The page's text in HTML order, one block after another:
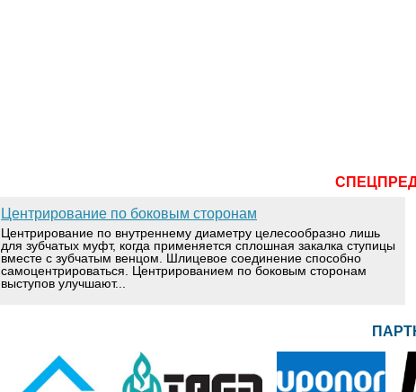
Центрирование по боковым сторонам
Центрирование по внутреннему диаметру целесообразно лишь
для зубчатых муфт, когда применяется сплошная закалка ступицы
вместе с зубчатым венцом. Шлицевое соединение способно
самоцентрироваться. Центрированием по боковым сторонам
выступов улучшают...